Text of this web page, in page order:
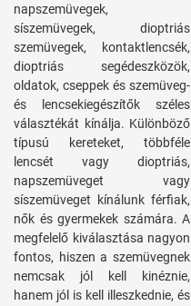
napszemüvegek,
síszemüvegek, dioptriás
szemüvegek, kontaktlencsék,
dioptriás segédeszközök,
oldatok, cseppek és szemüveg-
és lencsekiegészítők széles
választékát kínálja. Különböző
típusú kereteket, többféle
lencsét vagy dioptriás,
napszemüveget vagy
síszemüveget kínálunk férfiak,
nők és gyermekek számára. A
megfelelő kiválasztása nagyon
fontos, hiszen a szemüvegnek
nemcsak jól kell kinéznie,
hanem jól is kell illeszkednie, és